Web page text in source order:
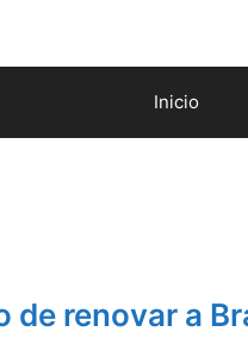
Inicio
de renovar a